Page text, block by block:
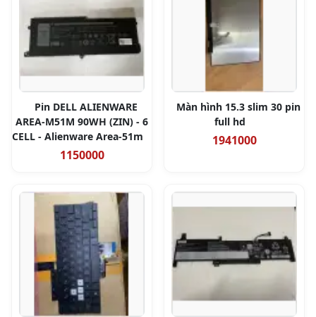
Pin DELL ALIENWARE
AREA-M51M 90WH (ZIN) - 6
CELL - Alienware Area-51m
1150000
Màn hình 15.3 slim 30 pin
full hd
1941000